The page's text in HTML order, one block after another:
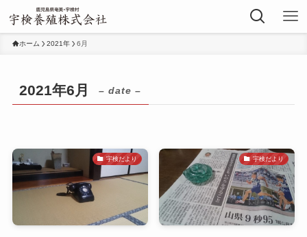
ホーム 2021年 6月
2021年6月 – date –
宇検だより 宇検だより